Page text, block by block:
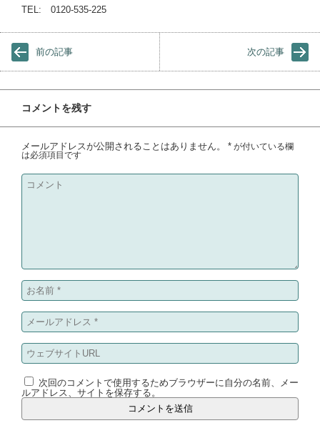
TEL: 0120-535-225
前の記事 次の記事
コメントを残す
メールアドレスが公開されることはありません。 * が付いている欄
は必須項目です
次回のコメントで使用するためブラウザーに自分の名前、メー
ルアドレス、サイトを保存する。